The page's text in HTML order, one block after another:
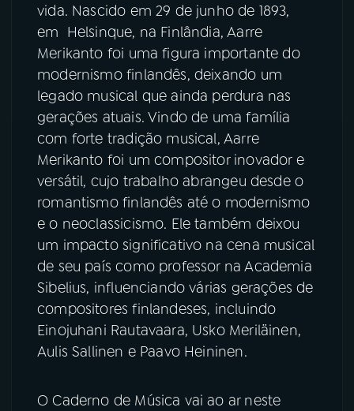
vida. Nascido em 29 de junho de 1893,
em Helsinque, na Finlândia, Aarre
Merikanto foi uma figura importante do
modernismo finlandês, deixando um
legado musical que ainda perdura nas
gerações atuais. Vindo de uma família
com forte tradição musical, Aarre
Merikanto foi um compositor inovador e
versátil, cujo trabalho abrangeu desde o
romantismo finlandês até o modernismo
e o neoclassicismo. Ele também deixou
um impacto significativo na cena musical
de seu país como professor na Academia
Sibelius, influenciando várias gerações de
compositores finlandeses, incluindo
Einojuhani Rautavaara, Usko Meriläinen,
Aulis Sallinen e Paavo Heininen.
O Caderno de Música vai ao ar neste